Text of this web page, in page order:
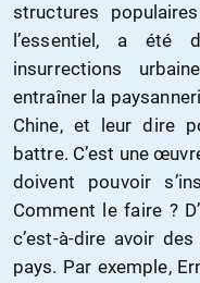
structures
l’essentiel, a été
insurrections
entraîner la
Chine, et leur dire
battre. C’est une
doivent pouvoir
Comment le faire ?
c’est-à-dire avoir
pays. Par exemple,